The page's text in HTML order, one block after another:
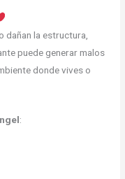
dañan la estructura,
puede generar malos
donde vives o
: